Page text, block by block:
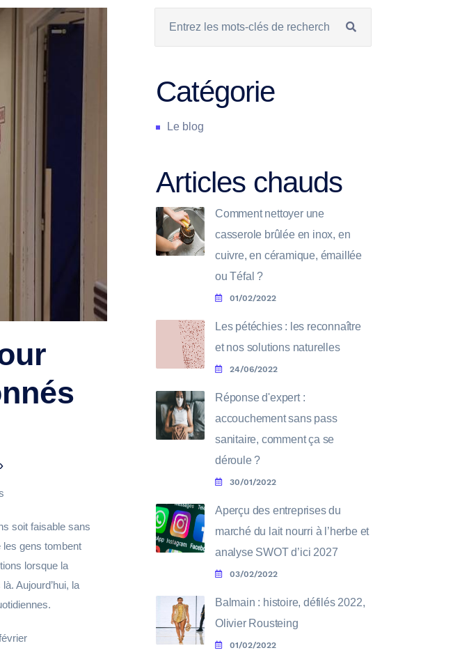
soit faisable sans
les gens tombent
lorsque la
Aujourd’hui, la
Catégorie
Le blog
Articles chauds
Comment nettoyer une
casserole brûlée en inox, en
cuivre, en céramique, émaillée
ou Téfal ?
01/02/2022
Les pétéchies : les reconnaître
et nos solutions naturelles
24/06/2022
Réponse d'expert :
accouchement sans pass
sanitaire, comment ça se
déroule ?
30/01/2022
Aperçu des entreprises du
marché du lait nourri à l’herbe et
analyse SWOT d’ici 2027
03/02/2022
Balmain : histoire, défilés 2022,
Olivier Rousteing
01/02/2022